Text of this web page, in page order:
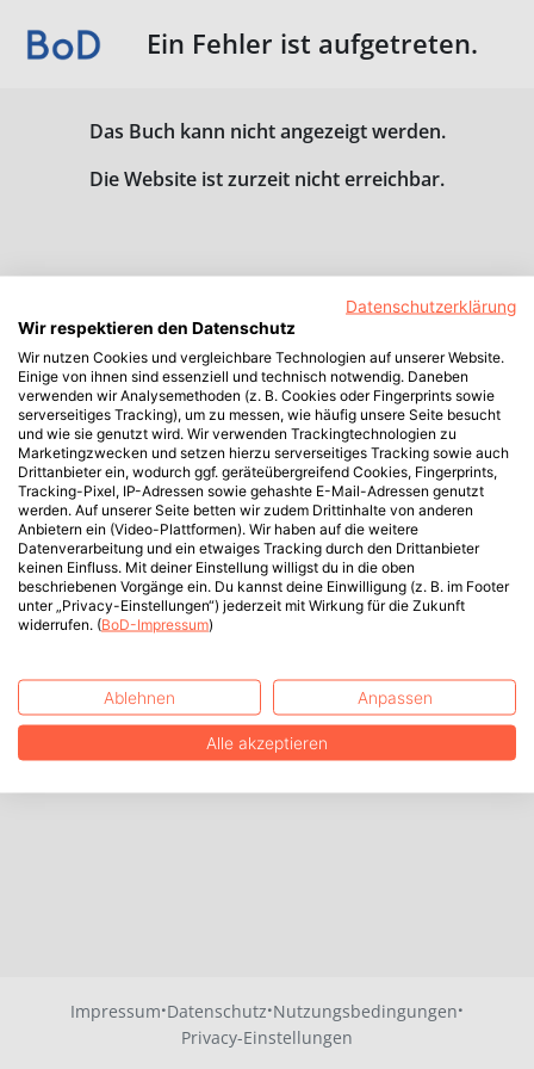
Ein Fehler ist aufgetreten.
Das Buch kann nicht angezeigt werden.
Die Website ist zurzeit nicht erreichbar.
Impressum·Datenschutz·Nutzungsbedingungen·
Privacy-Einstellungen
Datenschutzerklärung
Wir respektieren den Datenschutz
Wir nutzen Cookies und vergleichbare Technologien auf unserer Website.
Einige von ihnen sind essenziell und technisch notwendig. Daneben
verwenden wir Analysemethoden (z. B. Cookies oder Fingerprints sowie
serverseitiges Tracking), um zu messen, wie häufig unsere Seite besucht
und wie sie genutzt wird. Wir verwenden Trackingtechnologien zu
Marketingzwecken und setzen hierzu serverseitiges Tracking sowie auch
Drittanbieter ein, wodurch ggf. geräteübergreifend Cookies, Fingerprints,
Tracking-Pixel, IP-Adressen sowie gehashte E-Mail-Adressen genutzt
werden. Auf unserer Seite betten wir zudem Drittinhalte von anderen
Anbietern ein (Video-Plattformen). Wir haben auf die weitere
Datenverarbeitung und ein etwaiges Tracking durch den Drittanbieter
keinen Einfluss. Mit deiner Einstellung willigst du in die oben
beschriebenen Vorgänge ein. Du kannst deine Einwilligung (z. B. im Footer
unter „Privacy-Einstellungen“) jederzeit mit Wirkung für die Zukunft
widerrufen. (BoD-Impressum)
Ablehnen Anpassen
Alle akzeptieren